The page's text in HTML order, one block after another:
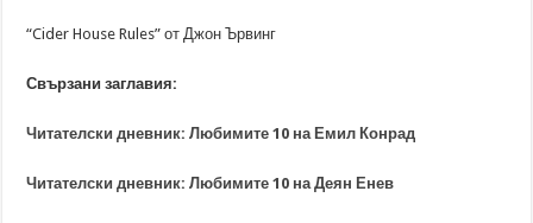
“Cider House Rules” от Джон Ървинг
Свързани заглавия:
Читателски дневник: Любимите 10 на Емил Конрад
Читателски дневник: Любимите 10 на Деян Енев